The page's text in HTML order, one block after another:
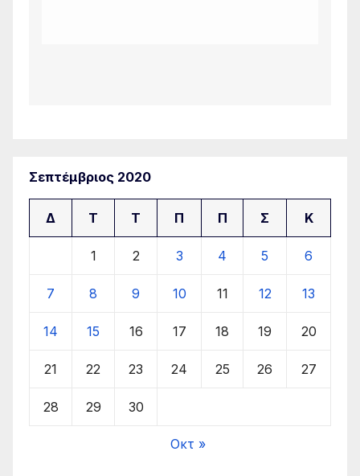
Σεπτέμβριος 2020
Δ Τ Τ Π Π Σ Κ
1 2 3 4 5 6
7 8 9 10 11 12 13
14 15 16 17 18 19 20
21 22 23 24 25 26 27
28 29 30
Οκτ »